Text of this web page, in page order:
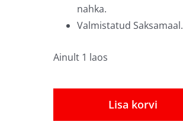
nahka.
Valmistatud Saksamaal.
Ainult 1 laos
geel
papagoi
Lisa korvi